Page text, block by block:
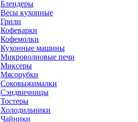
Блендеры
Весы кухонные
Грили
Кофеварки
Кофемолки
Кухонные машины
Микроволновые печи
Миксеры
Мясорубки
Соковыжималки
Сэндвичницы
Тостеры
Холодильники
Чайники